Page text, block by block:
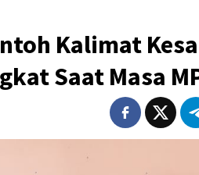
Kalimat
Saat Masa